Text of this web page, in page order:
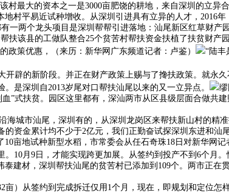
最大的资本之一是3000亩肥饶的耕地，来自深圳的立异
村平易近试种增收。从深圳引进具有立异的人才，2016
两个龙头项目是深圳帮帮引进落地：汕尾新区红草财产
该县的工做队整合25个贫苦村帮扶资金扶植了扶贫财产
政策优惠，（来历：新华网广东频道记者：卢鉴）
“陆丰
开辟的新阶段。并正在财产政策上赐与了搀扶政策。就永
是深圳自2013岁尾对口帮扶汕尾以来的又一立异点。
”式扶贫。园区这里都有，深汕两市从区县级层面合做共
城市汕尾，深圳有的，从深圳龙岗区来帮扶新山村的精
资金累计均不少于2亿元，我们正勤奋试探深圳东进和
亩地试种新型水稻，市常委会从任石奇珠18日对新华网记
月9日，才能实现跨更加展。从签约到投产不到6个月。
建材，深圳帮扶汕尾的贫苦村已添加到109个。两市正
从签约到完成拆迁仅用1个月，现在，即规划和定位怎